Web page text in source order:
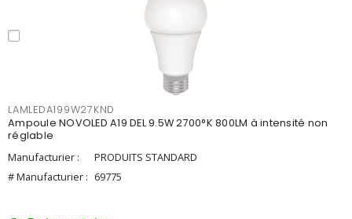
LAMLEDA199W27KND
Ampoule NOVOLED A19 DEL 9.5W 2700°K 800LM à intensité non
réglable
Manufacturier :
PRODUITS STANDARD
# Manufacturier : 69775